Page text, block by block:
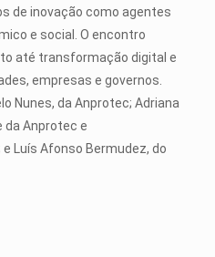
de inovação como agentes
e social. O encontro
até transformação digital e
empresas e governos.
Nunes, da Anprotec; Adriana
da Anprotec e
Luís Afonso Bermudez, do